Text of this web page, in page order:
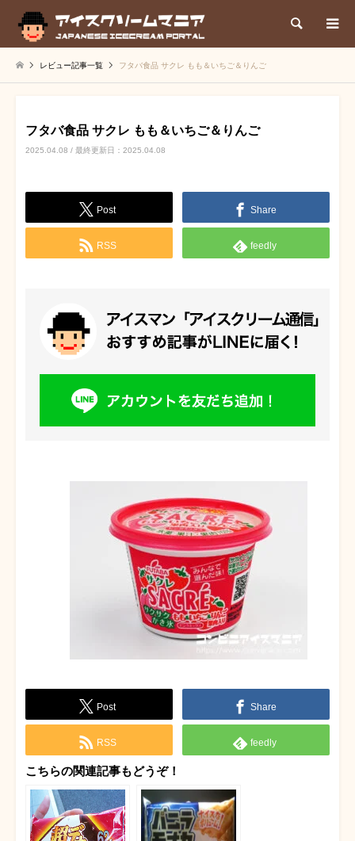
検索
レビュー記事一覧 フタバ食品 サクレ もも＆いちご＆りんご
フタバ食品 サクレ もも＆いちご＆りんご
2025.04.08 / 最終更新日：2025.04.08
Post Share
RSS feedly
Post Share
RSS feedly
こちらの関連記事もどうぞ！